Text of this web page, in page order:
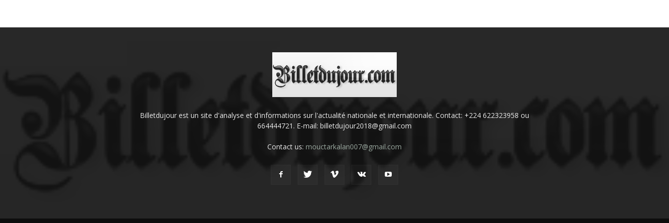
Billetdujour est un site d'analyse et d'informations sur l'actualité nationale et internationale. Contact: +224 622323958 ou
664444721. E-mail: billetdujour2018@gmail.com
Contact us: mouctarkalan007@gmail.com